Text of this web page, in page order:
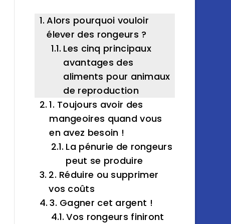
Alors pourquoi vouloir
élever des rongeurs ?
Les cinq principaux
avantages des
aliments pour animaux
de reproduction
1. Toujours avoir des
mangeoires quand vous
en avez besoin !
La pénurie de rongeurs
peut se produire
2. Réduire ou supprimer
vos coûts
3. Gagner cet argent !
Vos rongeurs finiront